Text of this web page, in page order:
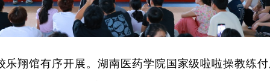
乐翔馆有序开展。湖南医药学院国家级啦啦操教练